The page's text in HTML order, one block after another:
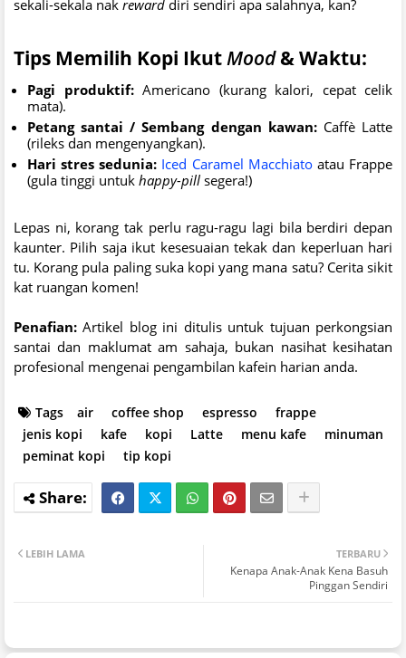
sekali-sekala nak reward diri sendiri apa salahnya, kan?
Tips Memilih Kopi IkutMood& Waktu:
Pagi produktif:Americano (kurang kalori, cepat celik
mata).
Petang santai / Sembang dengan kawan:Caffè Latte
(rileks dan mengenyangkan).
Hari stres sedunia: Iced Caramel Macchiatoatau Frappe
(gula tinggi untuk happy-pill segera!)
Lepas ni, korang tak perlu ragu-ragu lagi bila berdiri depan
kaunter. Pilih saja ikut kesesuaian tekak dan keperluan hari
tu. Korang pula paling suka kopi yang mana satu? Cerita sikit
kat ruangan komen!
Penafian: Artikel blog ini ditulis untuk tujuan perkongsian
santai dan maklumat am sahaja, bukan nasihat kesihatan
profesional mengenai pengambilan kafein harian anda.
Tags air coffee shop espresso
frappe
jenis kopi
kafe kopi Latte menu kafe
minuman
peminat kopi
tip kopi
TERBARU
Kenapa Anak-Anak Kena Basuh
Pinggan Sendiri
LEBIH LAMA